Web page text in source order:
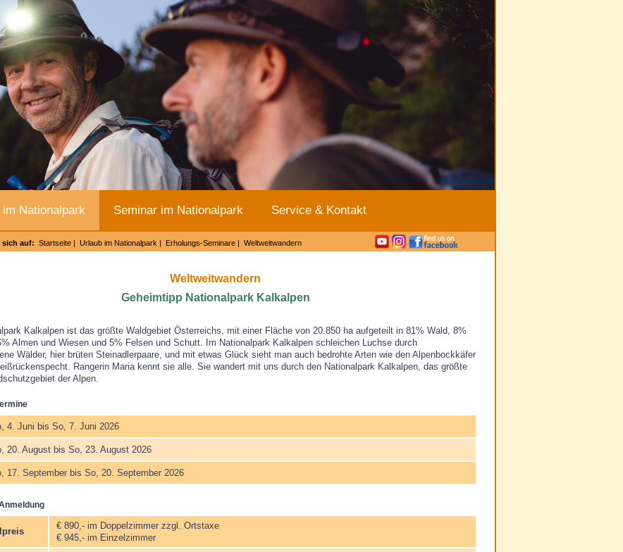
im Nationalpark Seminar im Nationalpark Service & Kontakt
sich auf: Startseite | Urlaub im Nationalpark | Erholungs-Seminare | Weltweitwandern
Weltweitwandern
Geheimtipp Nationalpark Kalkalpen
Kalkalpen ist das größte Waldgebiet Österreichs, mit einer Fläche von 20.850 ha aufgeteilt in 81% Wald, 8%
Almen und Wiesen und 5% Felsen und Schutt. Im Nationalpark Kalkalpen schleichen Luchse durch
Wälder, hier brüten Steinadlerpaare, und mit etwas Glück sieht man auch bedrohte Arten wie den Alpenbockkäfer
Rangerin Maria kennt sie alle. Sie wandert mit uns durch den Nationalpark Kalkalpen, das größte
der Alpen.
4. Juni bis So, 7. Juni 2026
20. August bis So, 23. August 2026
17. September bis So, 20. September 2026
€ 890,- im Doppelzimmer zzgl. Ortstaxe
€ 945,- im Einzelzimmer